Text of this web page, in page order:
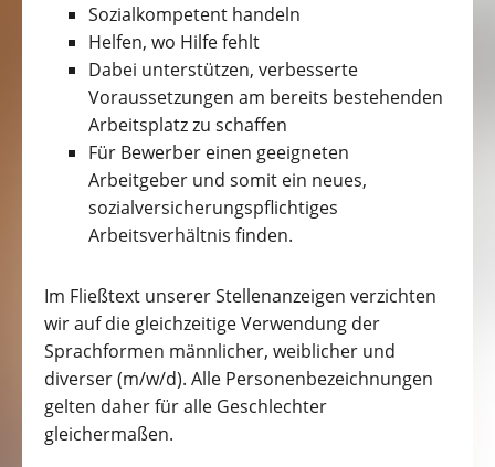
Sozialkompetent handeln
Helfen, wo Hilfe fehlt
Dabei unterstützen, verbesserte
Voraussetzungen am bereits bestehenden
Arbeitsplatz zu schaffen
Für Bewerber einen geeigneten
Arbeitgeber und somit ein neues,
sozialversicherungspflichtiges
Arbeitsverhältnis finden.
Im Fließtext unserer Stellenanzeigen verzichten
wir auf die gleichzeitige Verwendung der
Sprachformen männlicher, weiblicher und
diverser (m/w/d). Alle Personenbezeichnungen
gelten daher für alle Geschlechter
gleichermaßen.